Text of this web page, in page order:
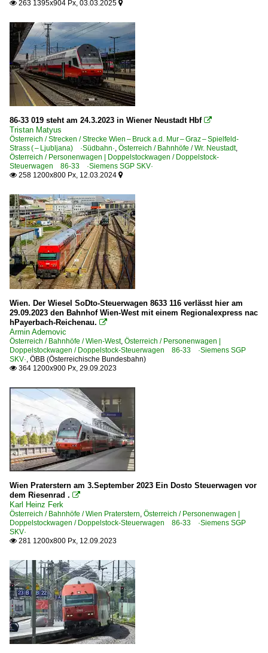
Regional- und Fernzüge
Os Nahverkehrszüge
 263 1395x904 Px, 03.03.2025 
86-33 019 steht am 24.3.2023 in Wiener Neustadt Hbf 
Tristan Matyus
Österreich / Strecken / Strecke Wien – Bruck a.d. Mur – Graz – Spielfeld-
Strass ( – Ljubljana) ·Südbahn·, Österreich / Bahnhöfe / Wr. Neustadt,
Österreich / Personenwagen | Doppelstockwagen / Doppelstock-
Steuerwagen 86-33 ·Siemens SGP SKV·
 258 1200x800 Px, 12.03.2024 
Wien. Der Wiesel SoDto-Steuerwagen 8633 116 verlässt hier am
29.09.2023 den Bahnhof Wien-West mit einem Regionalexpress nac
hPayerbach-Reichenau. 
Armin Ademovic
Österreich / Bahnhöfe / Wien-West, Österreich / Personenwagen |
Doppelstockwagen / Doppelstock-Steuerwagen 86-33 ·Siemens SGP
SKV·, ÖBB (Österreichische Bundesbahn)
 364 1200x900 Px, 29.09.2023
Wien Praterstern am 3.September 2023 Ein Dosto Steuerwagen vor
dem Riesenrad . 
Karl Heinz Ferk
Österreich / Bahnhöfe / Wien Praterstern, Österreich / Personenwagen |
Doppelstockwagen / Doppelstock-Steuerwagen 86-33 ·Siemens SGP
SKV·
 281 1200x800 Px, 12.09.2023